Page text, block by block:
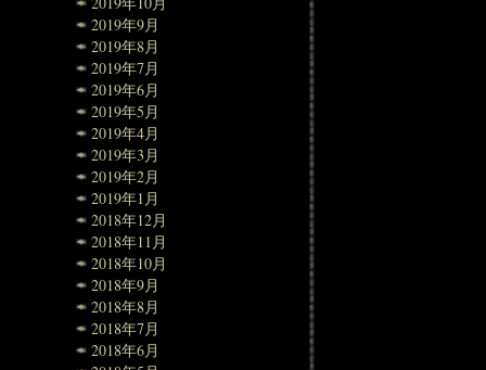
2019年9月
2019年8月
2019年7月
2019年6月
2019年5月
2019年4月
2019年3月
2019年2月
2019年1月
2018年12月
2018年11月
2018年10月
2018年9月
2018年8月
2018年7月
2018年6月